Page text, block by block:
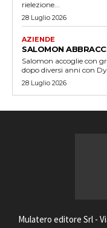
rielezione...
28 Luglio 2026
AZIENDE
SALOMON
Salomon accoglie con
dopo diversi anni con
28 Luglio 2026
Mulatero editore Srl -